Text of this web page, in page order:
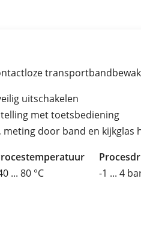
uitschakelen
met toetsbediening
meting door band en kijkglas
... 80 °C
-1 ... 4